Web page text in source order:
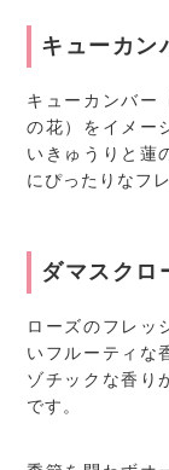
キューカン
キューカンバー
の花）をイメー
いきゅうりと蓮
にぴったりなフ
ダマスクロ
ローズのフレッ
いフルーティな
ゾチックな香り
です。